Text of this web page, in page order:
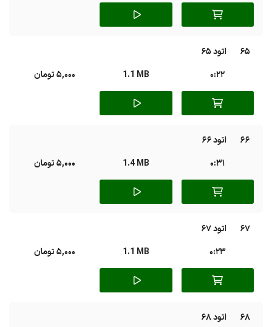
65
اتود 65
0:22
1.1 MB 5,000 تومان
66
اتود 66
0:31
1.4 MB 5,000 تومان
67
اتود 67
0:23
1.1 MB 5,000 تومان
68
اتود 68